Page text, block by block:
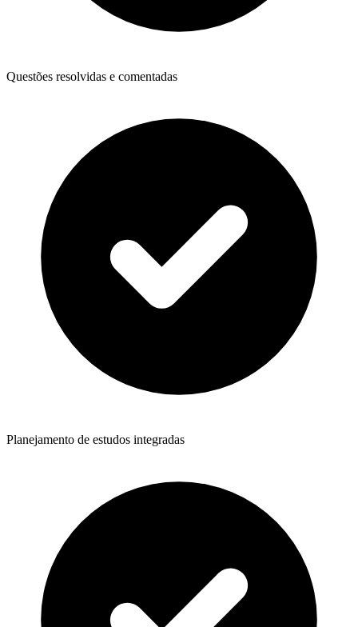
Questões resolvidas e comentadas
Planejamento de estudos integradas